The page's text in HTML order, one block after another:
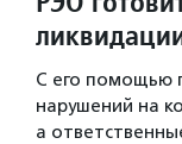
С его помощью
нарушений на
а